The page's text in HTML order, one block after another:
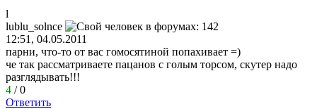
l
lublu_solnce
12:51, 04.05.2011
парни, что-то от вас гомосятиной попахивает =)
че так рассматриваете пацанов с голым торсом, скутер надо
разглядывать!!!
4 /0
Ответить